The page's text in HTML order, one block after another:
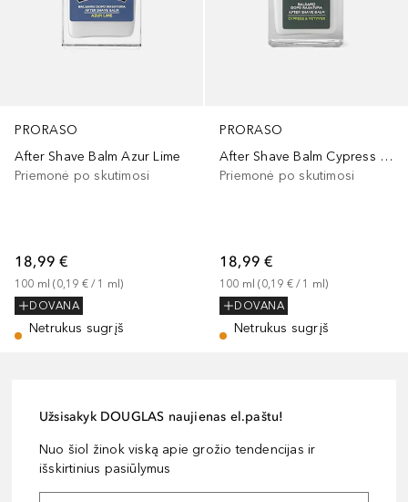
PRORASO
After Shave Balm Azur Lime
Priemonė po skutimosi
18,99 €
100 ml (0,19 € / 1 ml)
DOVANA
Netrukus sugrįš
PRORASO
After Shave Balm Cypress And Vetyver
Priemonė po skutimosi
18,99 €
100 ml (0,19 € / 1 ml)
DOVANA
Netrukus sugrįš
Užsisakyk DOUGLAS naujienas el.paštu!
Nuo šiol žinok viską apie grožio tendencijas ir
išskirtinius pasiūlymus